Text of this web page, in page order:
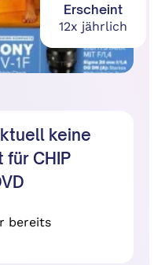
Erscheint
12x jährlich
keine
CHIP
bereits